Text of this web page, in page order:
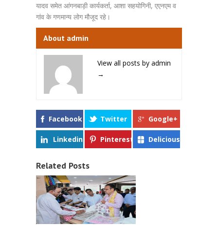
यादव समेत आंगनबाड़ी कार्यकर्ता, आशा सहयोगिनी, एएनएम व
गांव के गणमान्य लोग मौजूद रहे।
About admin
View all posts by admin
→
Facebook Twitter Google+
Linkedin Pinterest Delicious
Related Posts